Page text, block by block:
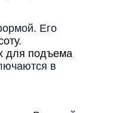
Его
для подъема
в